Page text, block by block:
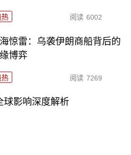
热 阅读 6002
惊雷：乌袭伊朗商船背后的
博弈
热 阅读 7269
球影响深度解析